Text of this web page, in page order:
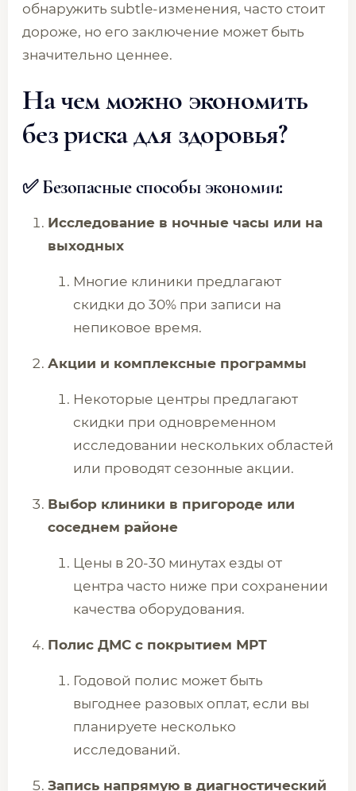
обнаружить subtle-изменения, часто стоит
дороже, но его заключение может быть
значительно ценнее.
На чем можно экономить
без риска для здоровья?
✅ Безопасные способы экономии:
Исследование в ночные часы или на
выходных
Многие клиники предлагают
скидки до 30% при записи на
непиковое время.
Акции и комплексные программы
Некоторые центры предлагают
скидки при одновременном
исследовании нескольких областей
или проводят сезонные акции.
Выбор клиники в пригороде или
соседнем районе
Цены в 20-30 минутах езды от
центра часто ниже при сохранении
качества оборудования.
Полис ДМС с покрытием МРТ
Годовой полис может быть
выгоднее разовых оплат, если вы
планируете несколько
исследований.
Запись напрямую в диагностический